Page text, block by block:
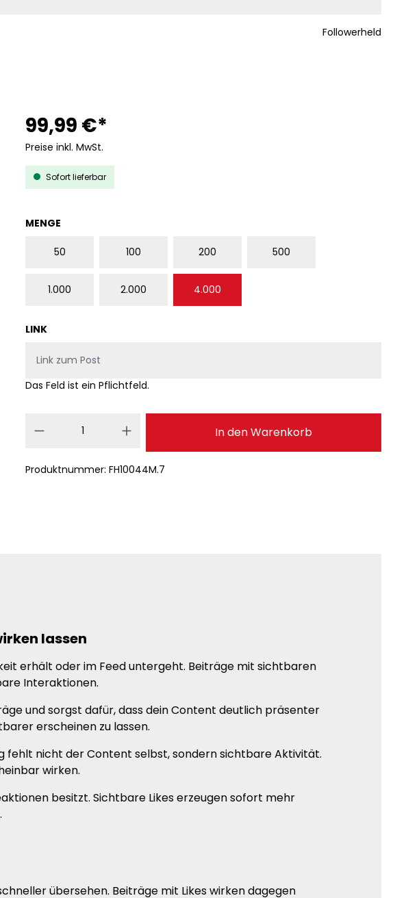
Followerheld
99,99 €*
Preise inkl. MwSt.
Sofort lieferbar
MENGE
50 100 200 500
1.000 2.000 4.000
LINK
Das Feld ist ein Pflichtfeld.
Produkt Anzahl: Gib den gewünschten
In den Warenkorb
Produktnummer: FH10044M.7
lassen
erhält oder im Feed untergeht. Beiträge mit sichtbaren
Interaktionen.
und sorgst dafür, dass dein Content deutlich präsenter
erscheinen zu lassen.
fehlt nicht der Content selbst, sondern sichtbare Aktivität.
wirken.
besitzt. Sichtbare Likes erzeugen sofort mehr
übersehen. Beiträge mit Likes wirken dagegen